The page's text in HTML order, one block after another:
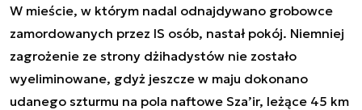
W mieście, w którym nadal odnajdywano grobowce
zamordowanych przez IS osób, nastał pokój. Niemniej
zagrożenie ze strony dżihadystów nie zostało
wyeliminowane, gdyż jeszcze w maju dokonano
udanego szturmu na pola naftowe Sza’ir, leżące 45 km